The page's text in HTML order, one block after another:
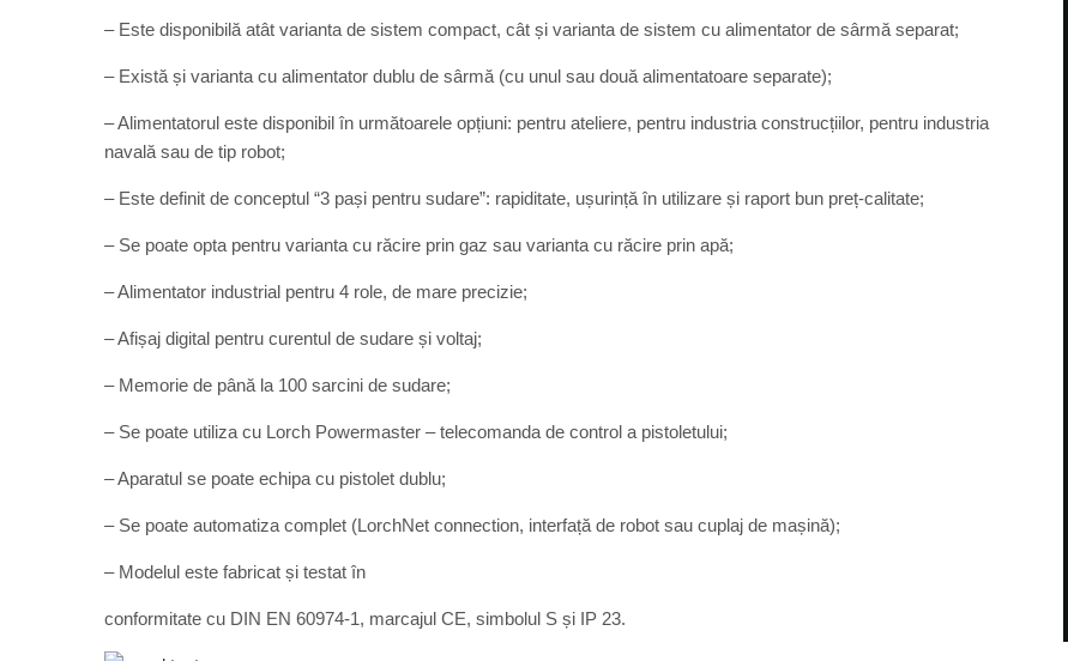
– Este disponibilă atât varianta de sistem compact, cât și varianta de sistem cu alimentator de sârmă separat;
– Există și varianta cu alimentator dublu de sârmă (cu unul sau două alimentatoare separate);
– Alimentatorul este disponibil în următoarele opțiuni: pentru ateliere, pentru industria construcțiilor, pentru industria
navală sau de tip robot;
– Este definit de conceptul “3 pași pentru sudare”: rapiditate, ușurință în utilizare și raport bun preț-calitate;
– Se poate opta pentru varianta cu răcire prin gaz sau varianta cu răcire prin apă;
– Alimentator industrial pentru 4 role, de mare precizie;
– Afișaj digital pentru curentul de sudare și voltaj;
– Memorie de până la 100 sarcini de sudare;
– Se poate utiliza cu Lorch Powermaster – telecomanda de control a pistoletului;
– Aparatul se poate echipa cu pistolet dublu;
– Se poate automatiza complet (LorchNet connection, interfață de robot sau cuplaj de mașină);
– Modelul este fabricat și testat în
conformitate cu DIN EN 60974-1, marcajul CE, simbolul S și IP 23.